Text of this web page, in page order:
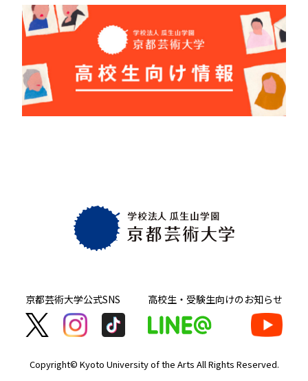
京都芸術大学公式SNS 高校生・受験生向けのお知らせ
Copyright© Kyoto University of the Arts All Rights Reserved.